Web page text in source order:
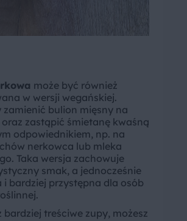
może być również
w wersji wegańskiej.
zamienić bulion mięsny na
zastąpić śmietanę kwaśną
odpowiednikiem, np. na
nerkowca lub mleka
Taka wersja zachowuje
smak, a jednocześnie
i bardziej przystępna dla osób
bardziej treściwe zupy, możesz